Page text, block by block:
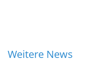
Weitere News